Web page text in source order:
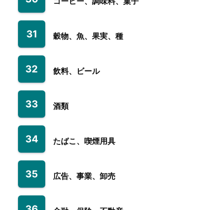
31 穀物、魚、果実、種
32 飲料、ビール
33 酒類
34 たばこ、喫煙用具
35 広告、事業、卸売